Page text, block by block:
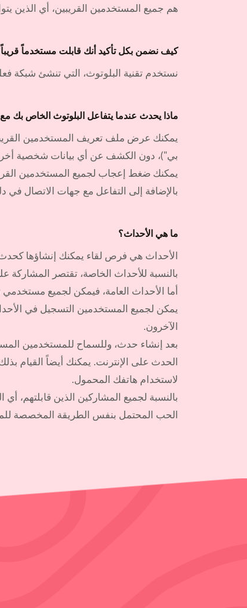
هم جميع المستخدمين القريبين، أي
كيف نضمن بكل تأكيد أنك قابلت مستخدماً
نستخدم تقنية البلوتوث، التي تنشئ
ماذا يحدث عندما يتفاعل البلوتوث الخاص بك
يمكنك عرض ملف تعريف المستخدمين
بي")، دون الكشف عن أي بيانات شخصية
يمكنك ضغط إعجاب لجميع المستخدمين
بالإضافة إلى التفاعل مع جهات الاتصال
ما هي الأحداث؟
الأحداث هي فرص لقاء يمكنك إنشاؤها
بالنسبة للأحداث الخاصة، تقتصر
أما الأحداث العامة، فيمكن لجميع
يمكن لجميع المستخدمين التسجيل في
الآخرون.
بعد إنشاء حدث، وللسماح للمستخدمين
الحدث على الإنترنت. يمكنك أيضاً القيام
لاستخدام هاتفك المحمول.
بالنسبة لجميع المشاركين الذين
الحب المحتمل بنفس الطريقة المخصصة